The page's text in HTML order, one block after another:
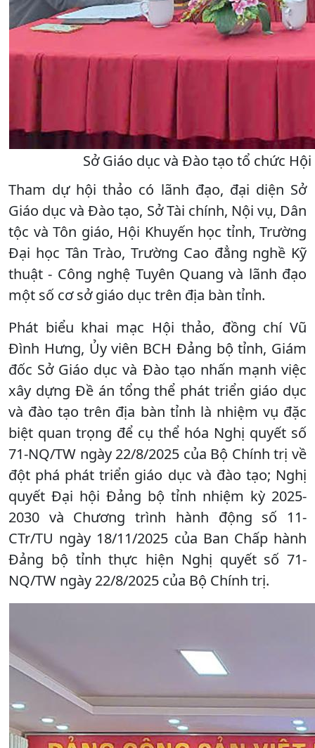
Sở Giáo dục và Đào tạo tổ chức
Tham dự hội thảo có lãnh đạo, đại diện Sở
Giáo dục và Đào tạo, Sở Tài chính, Nội vụ, Dân
tộc và Tôn giáo, Hội Khuyến học tỉnh, Trường
Đại học Tân Trào, Trường Cao đẳng nghề Kỹ
thuật - Công nghệ Tuyên Quang và lãnh đạo
một số cơ sở giáo dục trên địa bàn tỉnh.
Phát biểu khai mạc Hội thảo, đồng chí Vũ
Đình Hưng, Ủy viên BCH Đảng bộ tỉnh, Giám
đốc Sở Giáo dục và Đào tạo nhấn mạnh việc
xây dựng Đề án tổng thể phát triển giáo dục
và đào tạo trên địa bàn tỉnh là nhiệm vụ đặc
biệt quan trọng để cụ thể hóa Nghị quyết số
71-NQ/TW ngày 22/8/2025 của Bộ Chính trị về
đột phá phát triển giáo dục và đào tạo; Nghị
quyết Đại hội Đảng bộ tỉnh nhiệm kỳ 2025-
2030 và Chương trình hành động số 11-
CTr/TU ngày 18/11/2025 của Ban Chấp hành
Đảng bộ tỉnh thực hiện Nghị quyết số 71-
NQ/TW ngày 22/8/2025 của Bộ Chính trị.